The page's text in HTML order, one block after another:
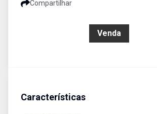
Compartilhar
Venda
Características